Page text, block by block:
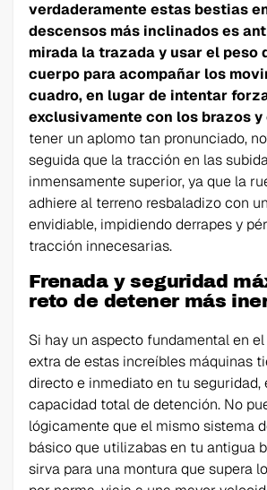
verdaderamente estas bestias
descensos más inclinados es
mirada la trazada y usar el peso
cuerpo para acompañar los
cuadro, en lugar de intentar
exclusivamente con los brazos
tener un aplomo tan pronunciado,
seguida que la tracción en las
inmensamente superior, ya que la
adhiere al terreno resbaladizo con
envidiable, impidiendo derrapes y
tracción innecesarias.
Frenada y seguridad
reto de detener más
Si hay un aspecto fundamental en
extra de estas increíbles máquinas
directo e inmediato en tu seguridad,
capacidad total de detención. No
lógicamente que el mismo sistema
básico que utilizabas en tu antigua
sirva para una montura que supera